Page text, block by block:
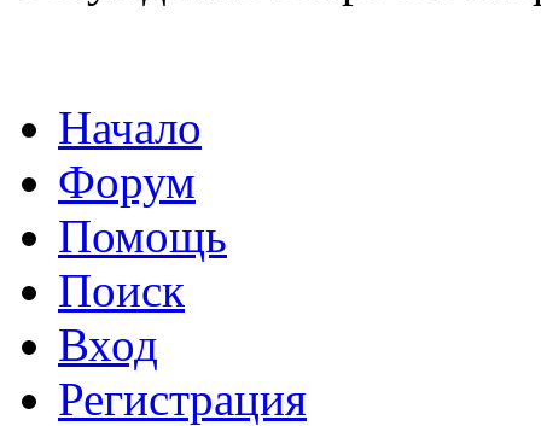
Начало
Форум
Помощь
Поиск
Вход
Регистрация